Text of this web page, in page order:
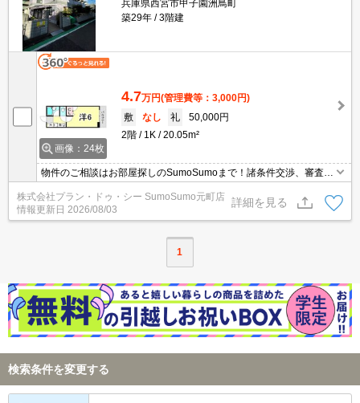
兵庫県西宮市甲子園洲鳥町
築29年
3階建
画像：24枚
4.7万円(管理費等：3,000円)
敷
なし 礼
50,000円
2階
1K 20.05m²
物件のご相談はお部屋探しのSumoSumoまで！諸条件交渉、審査等
自信がございます！是非一度ご相談ください♪♪
株式会社プラン・ドゥ・シー SumoSumo元町店
情報更新日 2026/08/03
詳細を見る
1
検索条件を変更する